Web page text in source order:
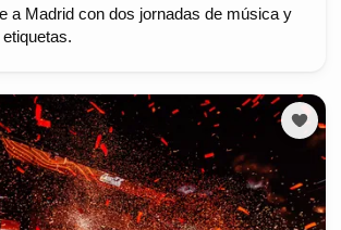
a Madrid con dos jornadas de música y